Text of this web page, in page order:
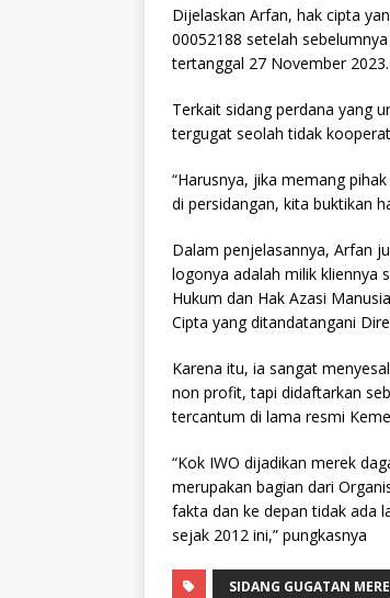
Dijelaskan Arfan, hak cipta
00052188 setelah
tertanggal 27 November
Terkait sidang perdana yang
tergugat seolah tidak
“Harusnya, jika memang
di persidangan, kita buktikan
Dalam penjelasannya, Arfan
logonya adalah milik kliennya
Hukum dan Hak Azasi
Cipta yang ditandatangani
Karena itu, ia sangat
non profit, tapi didaftarkan
tercantum di lama resmi
“Kok IWO dijadikan merek
merupakan bagian dari
fakta dan ke depan tidak ada
sejak 2012 ini,” pungkasnya
SIDANG GUGATAN